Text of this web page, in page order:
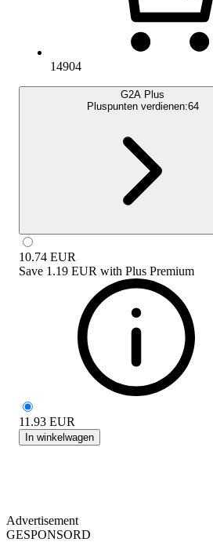
14904
G2A Plus
Pluspunten verdienen:64
10.74 EUR
Save 1.19 EUR with Plus Premium
11.93 EUR
In winkelwagen
Advertisement
GESPONSORD